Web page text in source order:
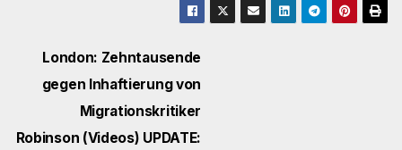
Beitragsnavigation
London: Zehntausende
gegen Inhaftierung von
Migrationskritiker
Robinson (Videos) UPDATE: